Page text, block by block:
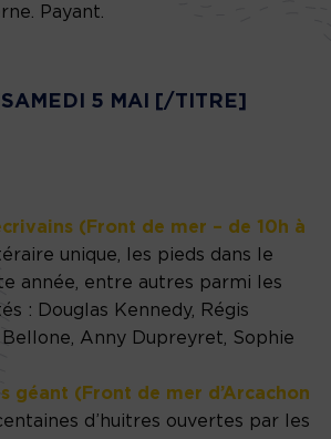
Payant.
5 MAI [/TITRE]
(Front de mer – de 10h à
unique, les pieds dans le
année, entre autres parmi les
: Douglas Kennedy, Régis
Anny Dupreyret, Sophie
géant (Front de mer d’Arcachon
d’huitres ouvertes par les